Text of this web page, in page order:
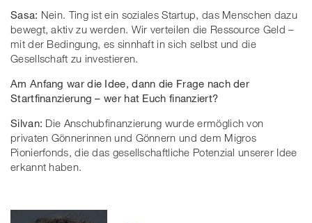
Sasa: Nein. Ting ist ein soziales Startup, das Menschen dazu
bewegt, aktiv zu werden. Wir verteilen die Ressource Geld –
mit der Bedingung, es sinnhaft in sich selbst und die
Gesellschaft zu investieren.
Am Anfang war die Idee, dann die Frage nach der
Startfinanzierung – wer hat Euch finanziert?
Silvan: Die Anschubfinanzierung wurde ermöglich von
privaten Gönnerinnen und Gönnern und dem Migros
Pionierfonds, die das gesellschaftliche Potenzial unserer Idee
erkannt haben.